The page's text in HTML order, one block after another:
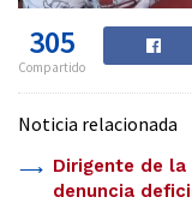
305
Compartido
Noticia relacionada
Dirigente de la
denuncia